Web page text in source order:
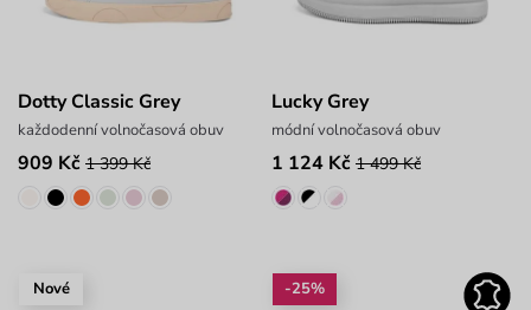
Dotty Classic Grey
každodenní volnočasová obuv
909 Kč 1 399 Kč
Lucky Grey
módní volnočasová obuv
1 124 Kč 1 499 Kč
Nové -25%